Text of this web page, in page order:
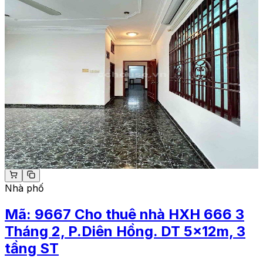
Nhà phố
Mã: 9667 Cho thuê nhà HXH 666 3
Tháng 2, P.Diên Hồng. DT 5x12m, 3
tầng ST